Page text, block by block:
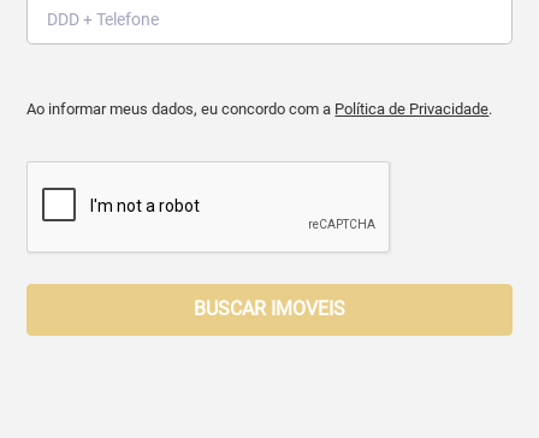
Ao informar meus dados, eu concordo com a Política de Privacidade.
BUSCAR IMOVEIS